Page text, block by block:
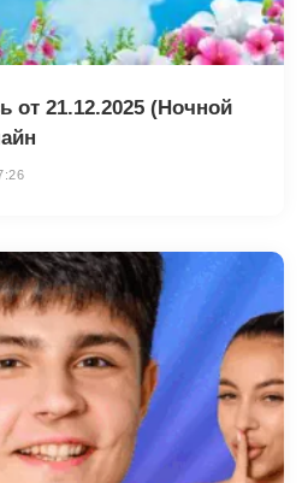
21.12.2025 (Ночной